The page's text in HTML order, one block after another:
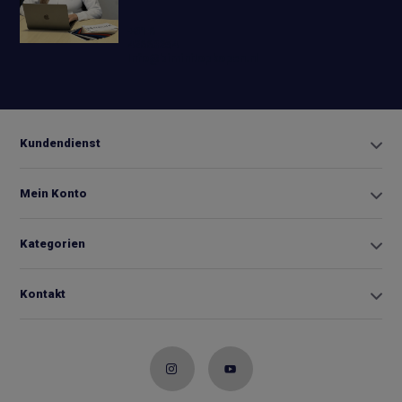
Kundendienst
Mein Konto
Kategorien
Kontakt